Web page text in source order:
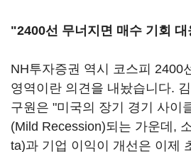
"2400선 무너지면 매수 기회 대
NH투자증권 역시 코스피 2400
영역이란 의견을 내놨습니다.
구원은 "미국의 장기 경기 사이
(Mild Recession)되는 가운데,
ta)과 기업 이익이 개선은 이제